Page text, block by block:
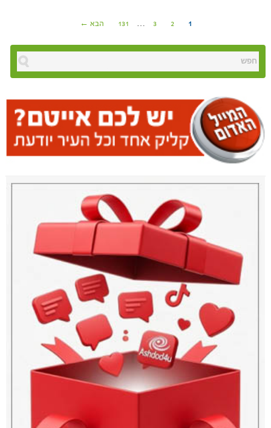
1
2
3
…
131 הבא ←